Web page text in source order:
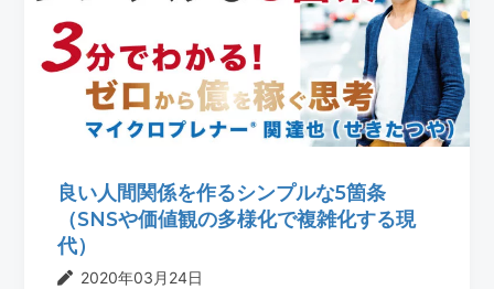
良い人間関係を作るシンプルな5箇条
（SNSや価値観の多様化で複雑化する現
代）
2020年03月24日